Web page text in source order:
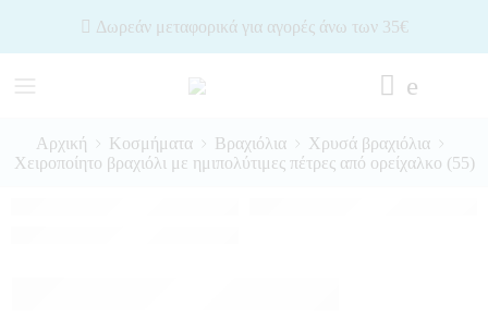
Δωρεάν μεταφορικά για αγορές άνω των 35€
Αρχική Κοσμήματα Βραχιόλια
Χρυσά βραχιόλια
Χειροποίητο βραχιόλι με ημιπολύτιμες πέτρες από ορείχαλκο (55)